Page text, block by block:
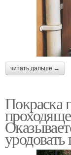
читать дальше →
Покраска
уродовать